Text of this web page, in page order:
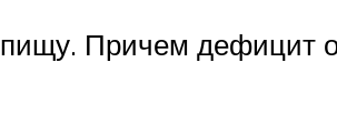
Причем дефицит